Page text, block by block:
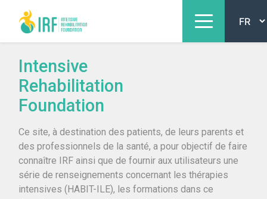
Intensive
Rehabilitation
Foundation
Ce site, à destination des patients, de leurs parents et
des professionnels de la santé, a pour objectif de faire
connaître IRF ainsi que de fournir aux utilisateurs une
série de renseignements concernant les thérapies
intensives (HABIT-ILE), les formations dans ce